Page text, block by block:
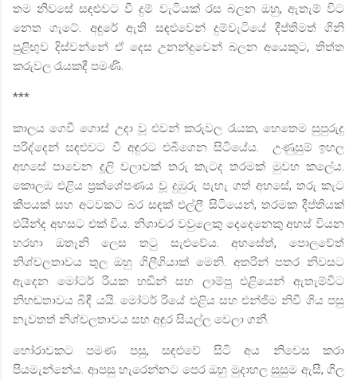
තම නිවසේ සඳළුවට වී දුම් වැටියක් රස බලන ඔහු, ඇතැම් විට
නෙත ගැටේ. අඳුරේ ඇති සඳළුවෙන් දුම්වැටියේ දීප්තිමත් ගිනි
පුළිඟුව දිස්වන්නේ ඒ දෙස උනන්දුවෙන් බලන අයෙකුට,තිත්ත
කරුවල රැයකදී පමණි.
***
කාලය ගෙවී ගොස් උදා වූ එවන් කරුවල රැයක, හෙතෙම සුපුරුදු
පරිද්දෙන් සඳළුවට වී අඳුරට එබීගෙන සිටියේය.
උණුසුම් ඉහල
අහසේ පාවෙන දූලි වලාවක් තරු කැටද තරමක් මුවහ කලේය.
කොලඹ එළිය ප්‍රක්ශේපණය වූ දුඹුරු පැහැ ගත් අහසේ, තරු කැට
කීපයක් සහ අටවකට බර සඳක් එල්ලී සිටියෙන්, තරමක දීප්තියක්
එයින්ද අහසට එක් විය. නිශාචර වවුලෙකු දෙදෙනෙකු අහස් වියන
හරහා ඔතෑනි ලෙස තටු සැළුවේය. අහසේත්,පොලවේත්
නිශ්චලතාවය තුල ඔහු ගිලීගියාක් මෙනි. අතරින් පතර නිවසට
ඇදෙන මෝටර් රියක හඬින් සහ ලාම්පු එළියෙන් ඇතැම්විට
නිහඬතාවය බිඳී යයි. මෝටර් රියේ එළිය සහ එන්ජිම නිවී ගිය පසු
නැවතත් නිශ්චලතාවය සහ අඳුර සියල්ල වෙලා ගනී.
හෝරාවකට පමණ පසු, සඳළුවේ සිටි අය නිවෙස කරා
පියමැන්නේය. ආපසු හැරෙන්නට පෙර ඔහු මුදාහල සුසුම ඇසී, ගිල